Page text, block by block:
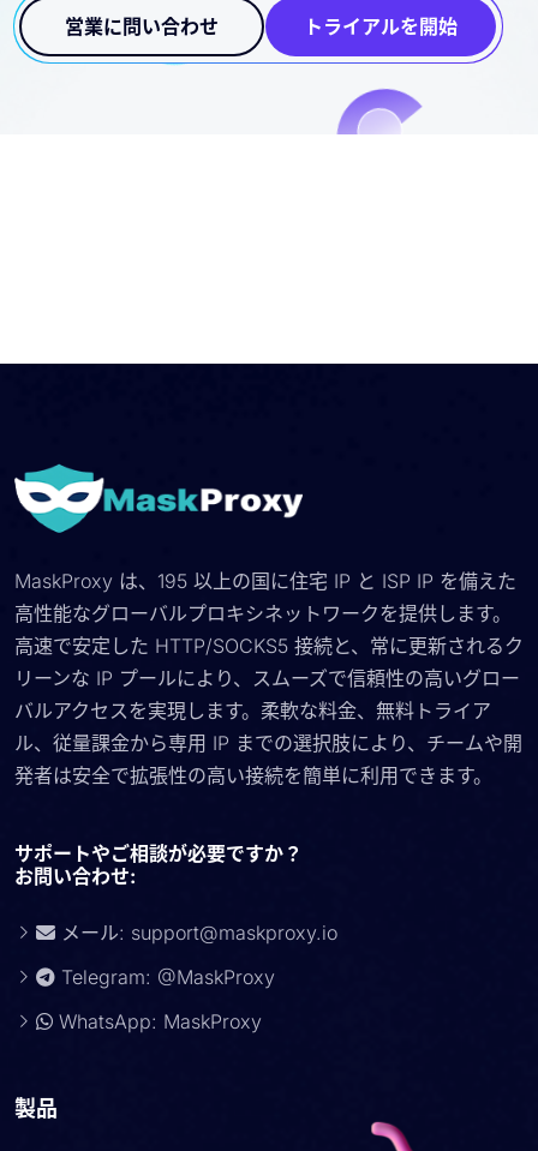
営業に問い合わせ トライアルを開始
MaskProxy は、195 以上の国に住宅 IP と ISP IP を備えた
高性能なグローバルプロキシネットワークを提供します。
高速で安定した HTTP/SOCKS5 接続と、常に更新されるク
リーンな IP プールにより、スムーズで信頼性の高いグロー
バルアクセスを実現します。柔軟な料金、無料トライア
ル、従量課金から専用 IP までの選択肢により、チームや開
発者は安全で拡張性の高い接続を簡単に利用できます。
サポートやご相談が必要ですか？
お問い合わせ:
メール: support@maskproxy.io
Telegram: @MaskProxy
WhatsApp: MaskProxy
製品